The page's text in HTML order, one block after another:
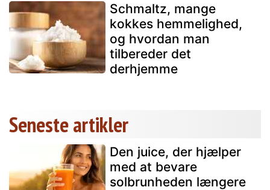
Schmaltz, mange
kokkes hemmelighed,
og hvordan man
tilbereder det
derhjemme
Seneste artikler
Den juice, der hjælper
med at bevare
solbrunheden længere